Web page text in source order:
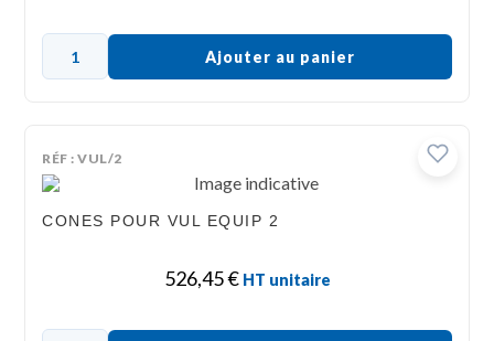
Ajouter au panier
RÉF : VUL/2
CONES POUR VUL EQUIP 2
526,45€ HT unitaire